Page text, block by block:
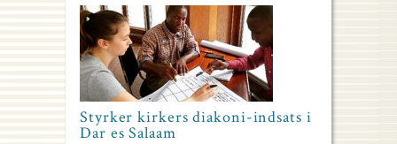
Styrker kirkers diakoni-indsats i
Dar es Salaam